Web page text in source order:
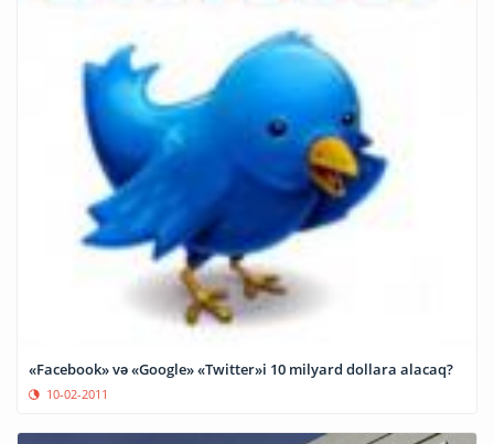
«Facebook» və «Google» «Twitter»i 10 milyard dollara alacaq?
10-02-2011